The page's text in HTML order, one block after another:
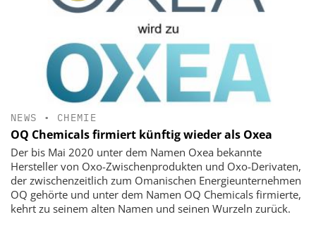
NEWS • CHEMIE
OQ Chemicals firmiert künftig wieder als Oxea
Der bis Mai 2020 unter dem Namen Oxea bekannte
Hersteller von Oxo-Zwischenprodukten und Oxo-Derivaten,
der zwischenzeitlich zum Omanischen Energieunternehmen
OQ gehörte und unter dem Namen OQ Chemicals firmierte,
kehrt zu seinem alten Namen und seinen Wurzeln zurück.